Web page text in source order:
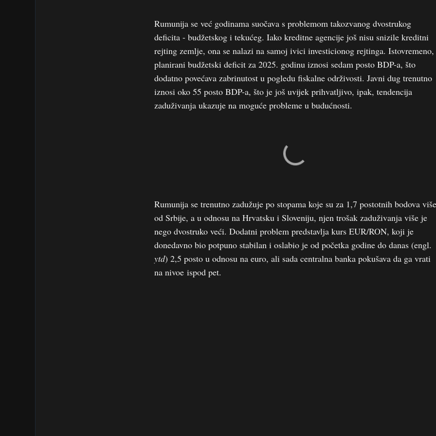
Rumunija se već godinama suočava s problemom takozvanog dvostrukog
deficita - budžetskog i tekućeg. Iako kreditne agencije još nisu snizile kreditni
rejting zemlje, ona se nalazi na samoj ivici investicionog rejtinga. Istovremeno,
planirani budžetski deficit za 2025. godinu iznosi sedam posto BDP-a, što
dodatno povećava zabrinutost u pogledu fiskalne održivosti. Javni dug trenutno
iznosi oko 55 posto BDP-a, što je još uvijek prihvatljivo, ipak, tendencija
zaduživanja ukazuje na moguće probleme u budućnosti.
Rumunija se trenutno zadužuje po stopama koje su za 1,7 postotnih bodova više
od Srbije, a u odnosu na Hrvatsku i Sloveniju, njen trošak zaduživanja više je
nego dvostruko veći. Dodatni problem predstavlja kurs EUR/RON, koji je
donedavno bio potpuno stabilan i oslabio je od početka godine do danas (engl.
ytd) 2,5 posto u odnosu na euro, ali sada centralna banka pokušava da ga vrati
na nivoe ispod pet.